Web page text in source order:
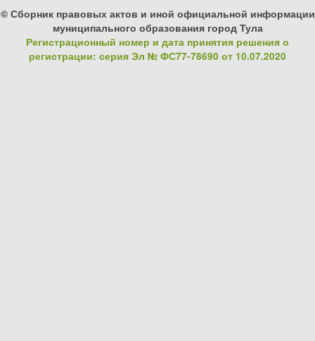
© Сборник правовых актов и иной официальной информации
муниципального образования город Тула
Регистрационный номер и дата принятия решения о
регистрации: серия Эл № ФС77-78690 от 10.07.2020